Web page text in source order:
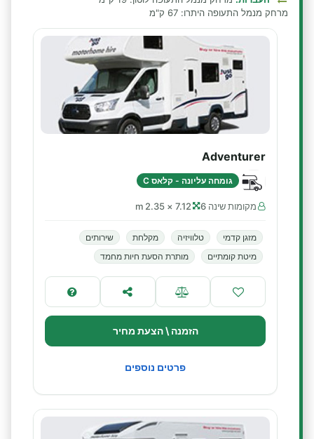
מרחק מנמל התעופה היתרו: 67 ק"מ
Adventurer
גומחה עליונה - קלאס C
מקומות שינה 6 7.12 × 2.35 m
מזגן קדמי טלוויזיה מקלחת
שירותים
מיטת קומתיים
מותרת הסעת חיות מחמד
הזמנה \ הצעת מחיר
פרטים נוספים